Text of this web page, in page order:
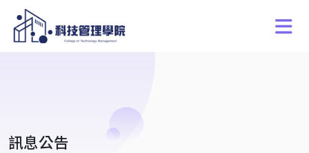
訊息公告